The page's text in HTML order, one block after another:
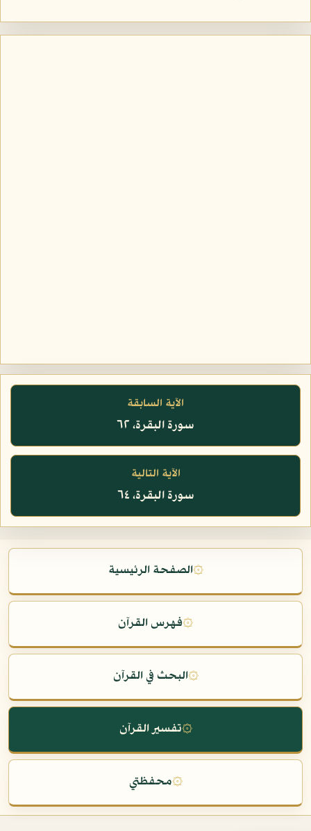
الآية السابقة
سورة البقرة، ٦٢
الآية التالية
سورة البقرة، ٦٤
۞الصفحة الرئيسية
۞فهرس القرآن
۞البحث في القرآن
۞تفسير القرآن
۞محفظتي